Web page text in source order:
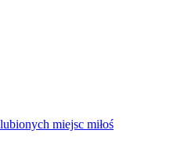
miejsc miłoś